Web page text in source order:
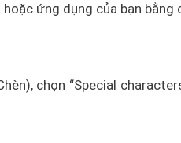
ứng dụng của bạn
chọn “Special